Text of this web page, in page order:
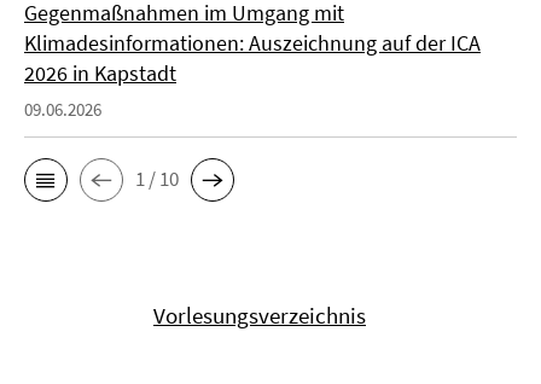
Gegenmaßnahmen im Umgang mit
Klimadesinformationen: Auszeichnung auf der ICA
2026 in Kapstadt
09.06.2026
1 / 10
Vorlesungsverzeichnis